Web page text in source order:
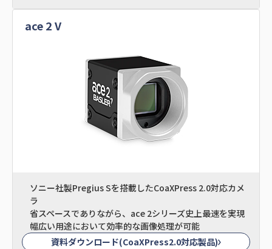
ace 2 V
ソニー社製Pregius Sを搭載したCoaXPress 2.0対応カメ
ラ
省スペースでありながら、ace 2シリーズ史上最速を実現
幅広い用途において効率的な画像処理が可能
資料ダウンロード(CoaXPress2.0対応製品)